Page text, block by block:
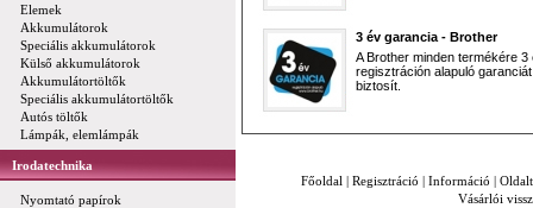
Elemek
Akkumulátorok
Speciális akkumulátorok
Külső akkumulátorok
Akkumulátortöltők
Speciális akkumulátortöltők
Autós töltők
Lámpák, elemlámpák
Irodatechnika
Nyomtató papírok
3 év garancia - Brother
A Brother minden termékére 3
regisztráción alapuló garanciát
biztosít.
Főoldal | Regisztráció | Információ |
Vásárlói